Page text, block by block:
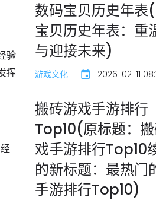
验
挥
数码宝贝历史年表
宝贝历史年表：重
与迎接未来)
游戏文化 2026-02-11
搬砖游戏手游排行
Top10(原标题：
戏手游排行Top10
的新标题：最热门
手游排行Top10)